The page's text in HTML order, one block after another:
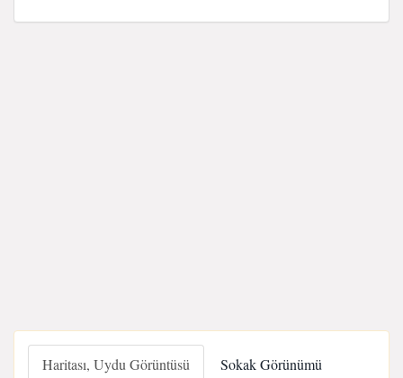
Haritası, Uydu Görüntüsü Sokak Görünümü